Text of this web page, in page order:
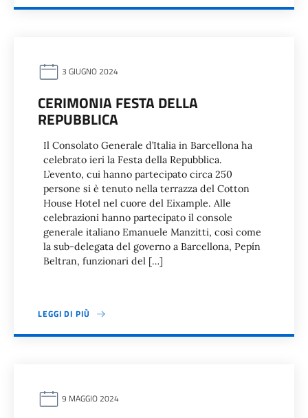
3 GIUGNO 2024
CERIMONIA FESTA DELLA
REPUBBLICA
Il Consolato Generale d’Italia in Barcellona ha
celebrato ieri la Festa della Repubblica.
L’evento, cui hanno partecipato circa 250
persone si è tenuto nella terrazza del Cotton
House Hotel nel cuore del Eixample. Alle
celebrazioni hanno partecipato il console
generale italiano Emanuele Manzitti, così come
la sub-delegata del governo a Barcellona, Pepín
Beltran, funzionari del […]
LEGGI DI PIÙ
9 MAGGIO 2024